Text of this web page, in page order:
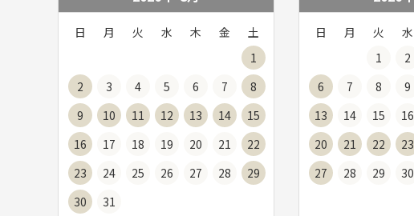
日 月 火 水 木 金
土
1
2
3 4 5 6 7
8
9
10 11 12 13 14
15
16
17 18 19 20 21
22
23
24 25 26 27 28
29
30
31
日 月 火 水
1
2
6
7 8 9
13
14 15 16
20
21 22 23
27
28 29 30